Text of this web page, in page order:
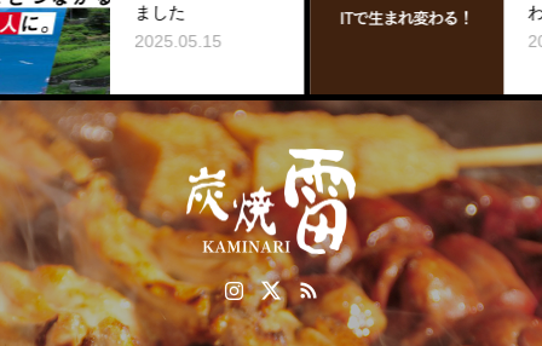
ました
2025.05.15
わる！
2025.08.01